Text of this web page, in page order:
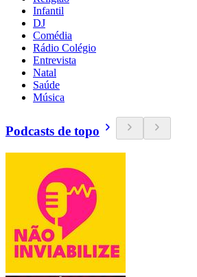
Infantil
DJ
Comédia
Rádio Colégio
Entrevista
Natal
Saúde
Música
Podcasts de topo